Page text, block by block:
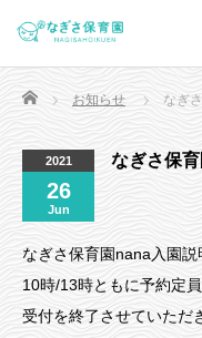
Home お知らせ なぎ
2021
26
Jun
なぎさ保
なぎさ保育園nana入園説
10時/13時ともに予約定
受付を終了させていただ